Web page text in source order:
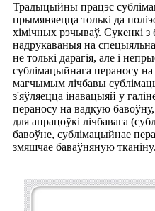
Традыцыйны працэс
прымяняецца толькі да
хімічных рэчываў. Сукенкі
надрукаваныя на
не толькі дарагія, але і
сублімацыйнага пераносу
магчымым лічбавы
з'яўляецца інавацыяй у
пераносу на вадкую
для апрацоўкі лічбавага
бавоўне, сублімацыйнае
змяшчае баваўняную тканіну.